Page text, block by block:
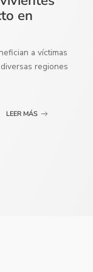
en
a víctimas
regiones
LEER MÁS